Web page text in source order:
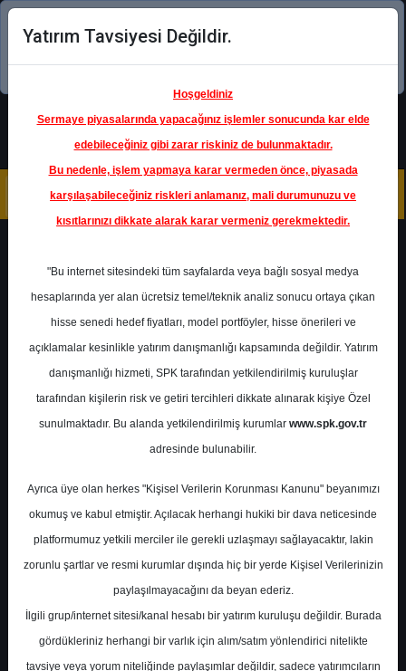
Şimdi uygulamayı indirin!
Ana Sayfa
Raporlar
Marbaş Menkul Değerler
BIOEN - 1.Çeyrek Bilanço
Değerlendirmesi
Marbaş Menkul Değerler
12 Mayıs 2026
Yatırım Tavsiyesi Değildir.
Hoşgeldiniz
Sermaye piyasalarında yapacağınız işlemler sonucunda kar elde
edebileceğiniz gibi zarar riskiniz de bulunmaktadır.
Bu nedenle, işlem yapmaya karar vermeden önce, piyasada
karşılaşabileceğiniz riskleri anlamanız, mali durumunuzu ve
kısıtlarınızı dikkate alarak karar vermeniz gerekmektedir.
"Bu internet sitesindeki tüm sayfalarda veya bağlı sosyal medya
hesaplarında yer alan ücretsiz temel/teknik analiz sonucu ortaya çıkan
hisse senedi hedef fiyatları, model portföyler, hisse önerileri ve
açıklamalar kesinlikle yatırım danışmanlığı kapsamında değildir. Yatırım
danışmanlığı hizmeti, SPK tarafından yetkilendirilmiş kuruluşlar
tarafından kişilerin risk ve getiri tercihleri dikkate alınarak kişiye Özel
sunulmaktadır. Bu alanda yetkilendirilmiş kurumlar www.spk.gov.tr
adresinde bulunabilir.
Ayrıca üye olan herkes "Kişisel Verilerin Korunması Kanunu" beyanımızı
okumuş ve kabul etmiştir. Açılacak herhangi hukiki bir dava neticesinde
platformumuz yetkili merciler ile gerekli uzlaşmayı sağlayacaktır, lakin
zorunlu şartlar ve resmi kurumlar dışında hiç bir yerde Kişisel Verilerinizin
paylaşılmayacağını da beyan ederiz.
İlgili grup/internet sitesi/kanal hesabı bir yatırım kuruluşu değildir. Burada
gördükleriniz herhangi bir varlık için alım/satım yönlendirici nitelikte
tavsiye veya yorum niteliğinde paylaşımlar değildir, sadece yatırımcıların